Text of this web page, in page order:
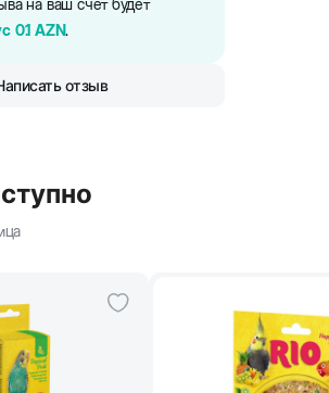
на ваш счет будет
0.1 AZN.
отзыв